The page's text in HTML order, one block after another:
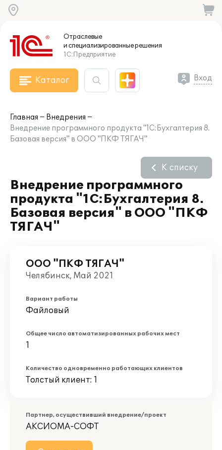
Отраслевые
и специализированныерешения
1С:Предприятие
Каталог Вход
Главная
Внедрения
Внедрение программного продукта "1С:Бухгалтерия 8.
Базовая версия" в ООО "ПКФ ТЯГАЧ"
Внедрение программного
продукта "1С:Бухгалтерия 8.
Базовая версия" в ООО "ПКФ
ТЯГАЧ"
К списку
ООО "ПКФ ТЯГАЧ"
Челябинск, Май 2021
Вариант работы
Файловый
Общее число автоматизированных рабочих мест
1
Количество одновременно работающих клиентов
Толстый клиент: 1
Партнер, осуществивший внедрение/проект
АКСИОМА-СОФТ